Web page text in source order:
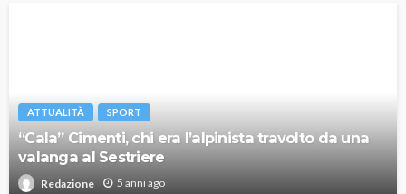
ATTUALITÀ SPORT
“Cala” Cimenti, chi era l’alpinista travolto da una
valanga al Sestriere
Redazione 5 anni ago